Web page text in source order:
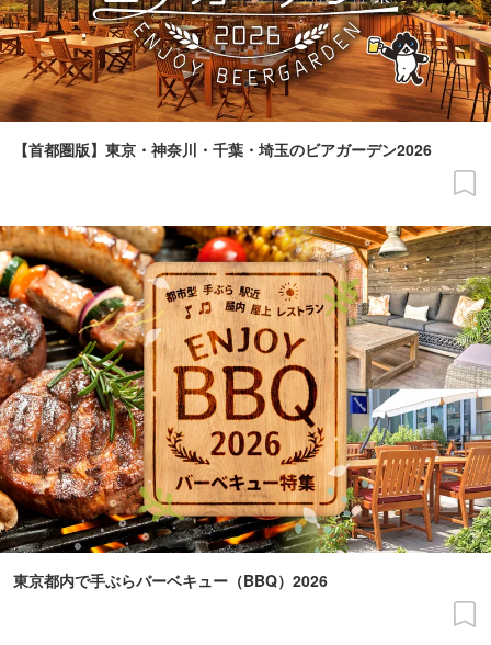
【首都圏版】東京・神奈川・千葉・埼玉のビアガーデン2026
東京都内で手ぶらバーベキュー（BBQ）2026